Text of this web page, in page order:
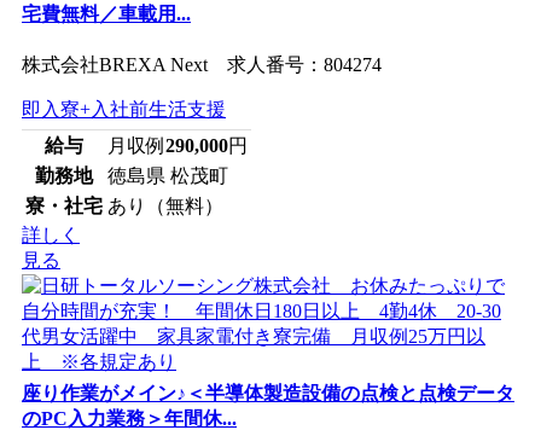
宅費無料／車載用...
株式会社BREXA Next 求人番号：804274
即入寮+入社前生活支援
給与
月収例 290,000円
勤務地
徳島県 松茂町
寮・社宅 あり（無料）
詳しく
見る
座り作業がメイン♪＜半導体製造設備の点検と点検データ
のPC入力業務＞年間休...